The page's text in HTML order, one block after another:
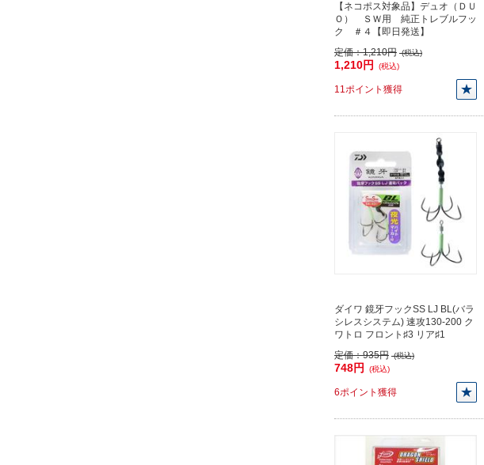
【ネコポス対象品】デュオ（ＤＵ
Ｏ） ＳＷ用 純正トレブルフッ
ク ＃４【即日発送】
定価：1,210円 (税込)
1,210円 (税込)
11ポイント獲得
ダイワ 鏡牙フックSS LJ BL(バラ
シレスシステム) 速攻130-200 ク
ワトロ フロント♯3 リア♯1
定価：935円 (税込)
748円 (税込)
6ポイント獲得